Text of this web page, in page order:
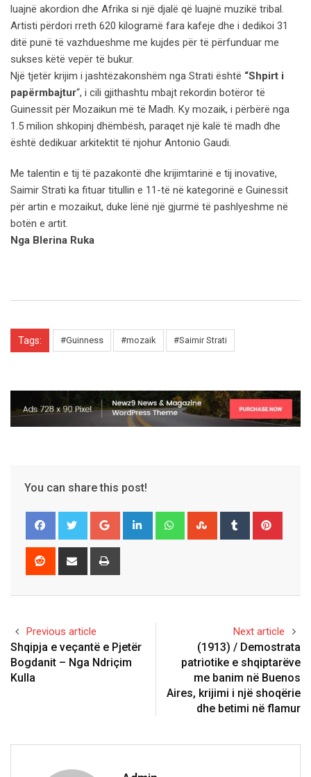
luajnë akordion dhe Afrika si një djalë që luajnë muzikë tribal.
Artisti përdori rreth 620 kilogramë fara kafeje dhe i dedikoi 31
ditë punë të vazhdueshme me kujdes për të përfunduar me
sukses këtë vepër të bukur.
Një tjetër krijim i jashtëzakonshëm nga Strati është “Shpirt i
papërmbajtur“, i cili gjithashtu mbajt rekordin botëror të
Guinessit për Mozaikun më të Madh. Ky mozaik, i përbërë nga
1.5 milion shkopinj dhëmbësh, paraqet një kalë të madh dhe
është dedikuar arkitektit të njohur Antonio Gaudi.
Me talentin e tij të pazakontë dhe krijimtarinë e tij inovative,
Saimir Strati ka fituar titullin e 11-të në kategorinë e Guinessit
për artin e mozaikut, duke lënë një gjurmë të pashlyeshme në
botën e artit.
Nga Blerina Ruka
Tags: #Guinness #mozaik #Saimir Strati
You can share this post!
Google+ LinkedIn WhatsappStumbleUpon
Tumblr
Reddit
Share
Previous article
Shqipja e veçantë e Pjetër
Bogdanit – Nga Ndriçim
Kulla
Next article
(1913) / Demostrata
patriotike e shqiptarëve
me banim në Buenos
Aires, krijimi i një shoqërie
dhe betimi në flamur